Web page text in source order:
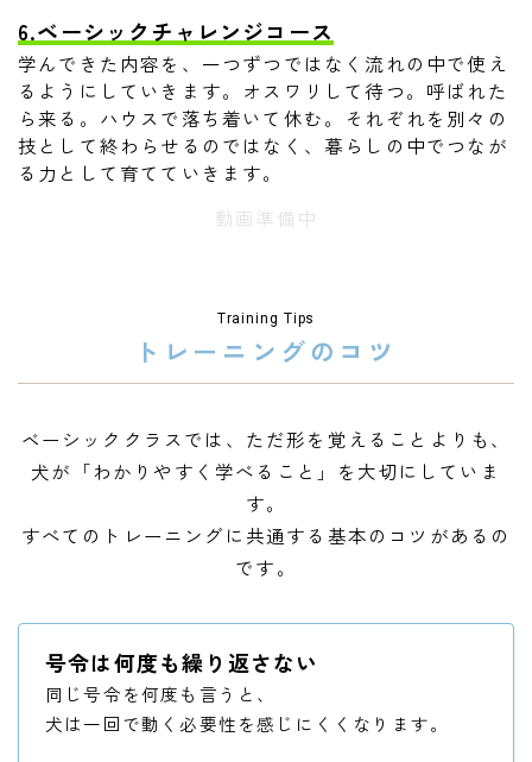
6.ベーシックチャレンジコース
学んできた内容を、一つずつではなく流れの中で使え
るようにしていきます。オスワリして待つ。呼ばれた
ら来る。ハウスで落ち着いて休む。それぞれを別々の
技として終わらせるのではなく、暮らしの中でつなが
る力として育てていきます。
動画準備中
Training Tips
トレーニングのコツ
ベーシッククラスでは、ただ形を覚えることよりも、
犬が「わかりやすく学べること」を大切にしていま
す。
すべてのトレーニングに共通する基本のコツがあるの
です。
号令は何度も繰り返さない
同じ号令を何度も言うと、
犬は一回で動く必要性を感じにくくなります。